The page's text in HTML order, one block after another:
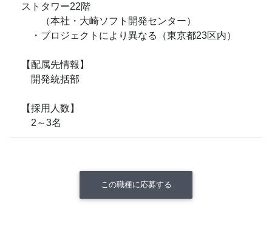
ストタワー22階
（本社・大崎ソフト開発センター）
・プロジェクトにより異なる（東京都23区内）
【配属先情報】
開発統括部
【採用人数】
2～3名
この職種に応募する